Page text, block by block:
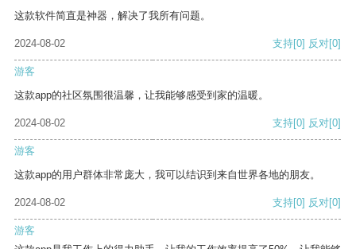
这款软件简直是神器，解决了我所有问题。
2024-08-02 支持[0] 反对[0]
游客
这款app的社区氛围很温馨，让我能够感受到家的温暖。
2024-08-02 支持[0] 反对[0]
游客
这款app的用户群体非常庞大，我可以结识到来自世界各地的朋友。
2024-08-02 支持[0] 反对[0]
游客